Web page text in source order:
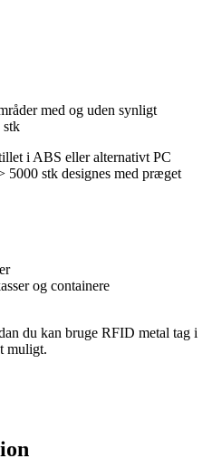
med og uden synligt
stk
i ABS eller alternativt PC
5000 stk designes med præget
og containere
du kan bruge RFID metal tag i
muligt.